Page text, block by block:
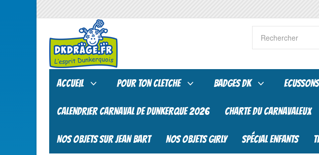
ACCUEIL POUR TON CLETCHE BADGES DK ECUSSONS
CALENDRIER CARNAVAL DE DUNKERQUE 2026 CHARTE DU CARNAVALEUX
NOS OBJETS SUR JEAN BART NOS OBJETS GIRLY SPÉCIAL ENFANTS